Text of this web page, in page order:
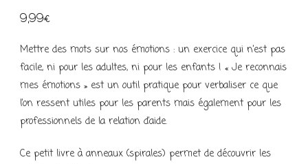
9,99€
Mettre des mots sur nos émotions : un exercice qui n’est pas
facile, ni pour les adultes, ni pour les enfants ! « Je reconnais
mes émotions » est un outil pratique pour verbaliser ce que
l’on ressent utiles pour les parents mais également pour les
professionnels de la relation d’aide.
Ce petit livre à anneaux (spirales) permet de découvrir les